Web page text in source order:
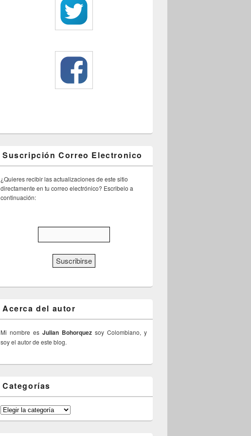
Suscripción Correo Electronico
¿Quieres recibir las actualizaciones de este sitio
directamente en tu correo electrónico? Escribelo a
continuación:
Acerca del autor
Mi nombre es Julian Bohorquez soy Colombiano, y
soy el autor de este blog.
Categorías
Categorías